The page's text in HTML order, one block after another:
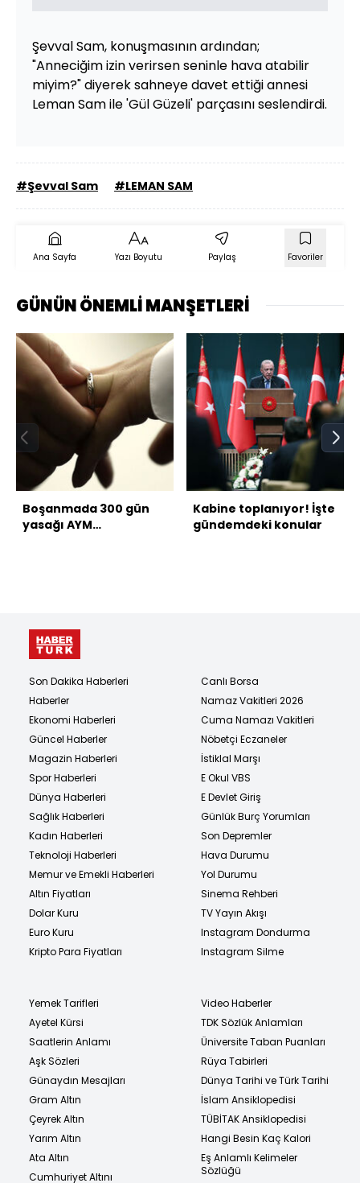
Şevval Sam, konuşmasının ardından;
"Anneciğim izin verirsen seninle hava atabilir
miyim?" diyerek sahneye davet ettiği annesi
Leman Sam ile 'Gül Güzeli' parçasını seslendirdi.
#Şevval Sam #LEMAN SAM
Ana Sayfa Yazı Boyutu Paylaş Favoriler
GÜNÜN ÖNEMLİ MANŞETLERİ
Boşanmada 300 gün
yasağı AYM
Kabine toplanıyor! İşte
gündemdeki konular
Son Dakika Haberleri
Haberler
Ekonomi Haberleri
Güncel Haberler
Magazin Haberleri
Spor Haberleri
Dünya Haberleri
Sağlık Haberleri
Kadın Haberleri
Teknoloji Haberleri
Memur ve Emekli Haberleri
Altın Fiyatları
Dolar Kuru
Euro Kuru
Kripto Para Fiyatları
Canlı Borsa
Namaz Vakitleri 2026
Cuma Namazı Vakitleri
Nöbetçi Eczaneler
İstiklal Marşı
E Okul VBS
E Devlet Giriş
Günlük Burç Yorumları
Son Depremler
Hava Durumu
Yol Durumu
Sinema Rehberi
TV Yayın Akışı
Instagram Dondurma
Instagram Silme
Yemek Tarifleri
Ayetel Kürsi
Saatlerin Anlamı
Aşk Sözleri
Günaydın Mesajları
Gram Altın
Çeyrek Altın
Yarım Altın
Ata Altın
Cumhuriyet Altını
Video Haberler
TDK Sözlük Anlamları
Üniversite Taban Puanları
Rüya Tabirleri
Dünya Tarihi ve Türk Tarihi
İslam Ansiklopedisi
TÜBİTAK Ansiklopedisi
Hangi Besin Kaç Kalori
Eş Anlamlı Kelimeler
Sözlüğü